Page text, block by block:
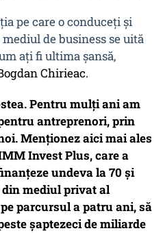
pe care o conduceți și
de business se uită
ați fi ultima șansă,
Chirieac.
Pentru mulți ani am
antreprenori, prin
Menționez aici mai ales
Invest Plus, care a
undeva la 70 și
mediul privat al
parcursul a patru ani, să
șaptezeci de miliarde